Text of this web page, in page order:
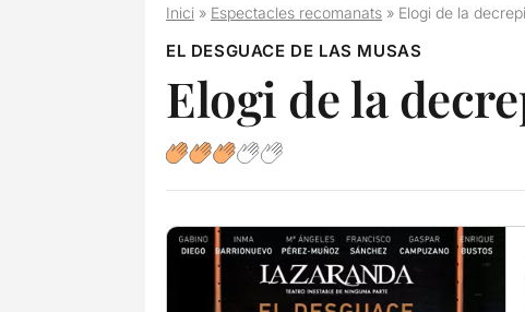
Inici» Espectacles recomanats» Elogi de la
EL DESGUACE DE LAS MUSAS
Elogi de la